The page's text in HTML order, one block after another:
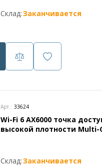
Склад:Заканчивается
Арт.: 33624
Wi-Fi 6 AX6000 точка
высокой плотности Multi-
Склад:Заканчивается